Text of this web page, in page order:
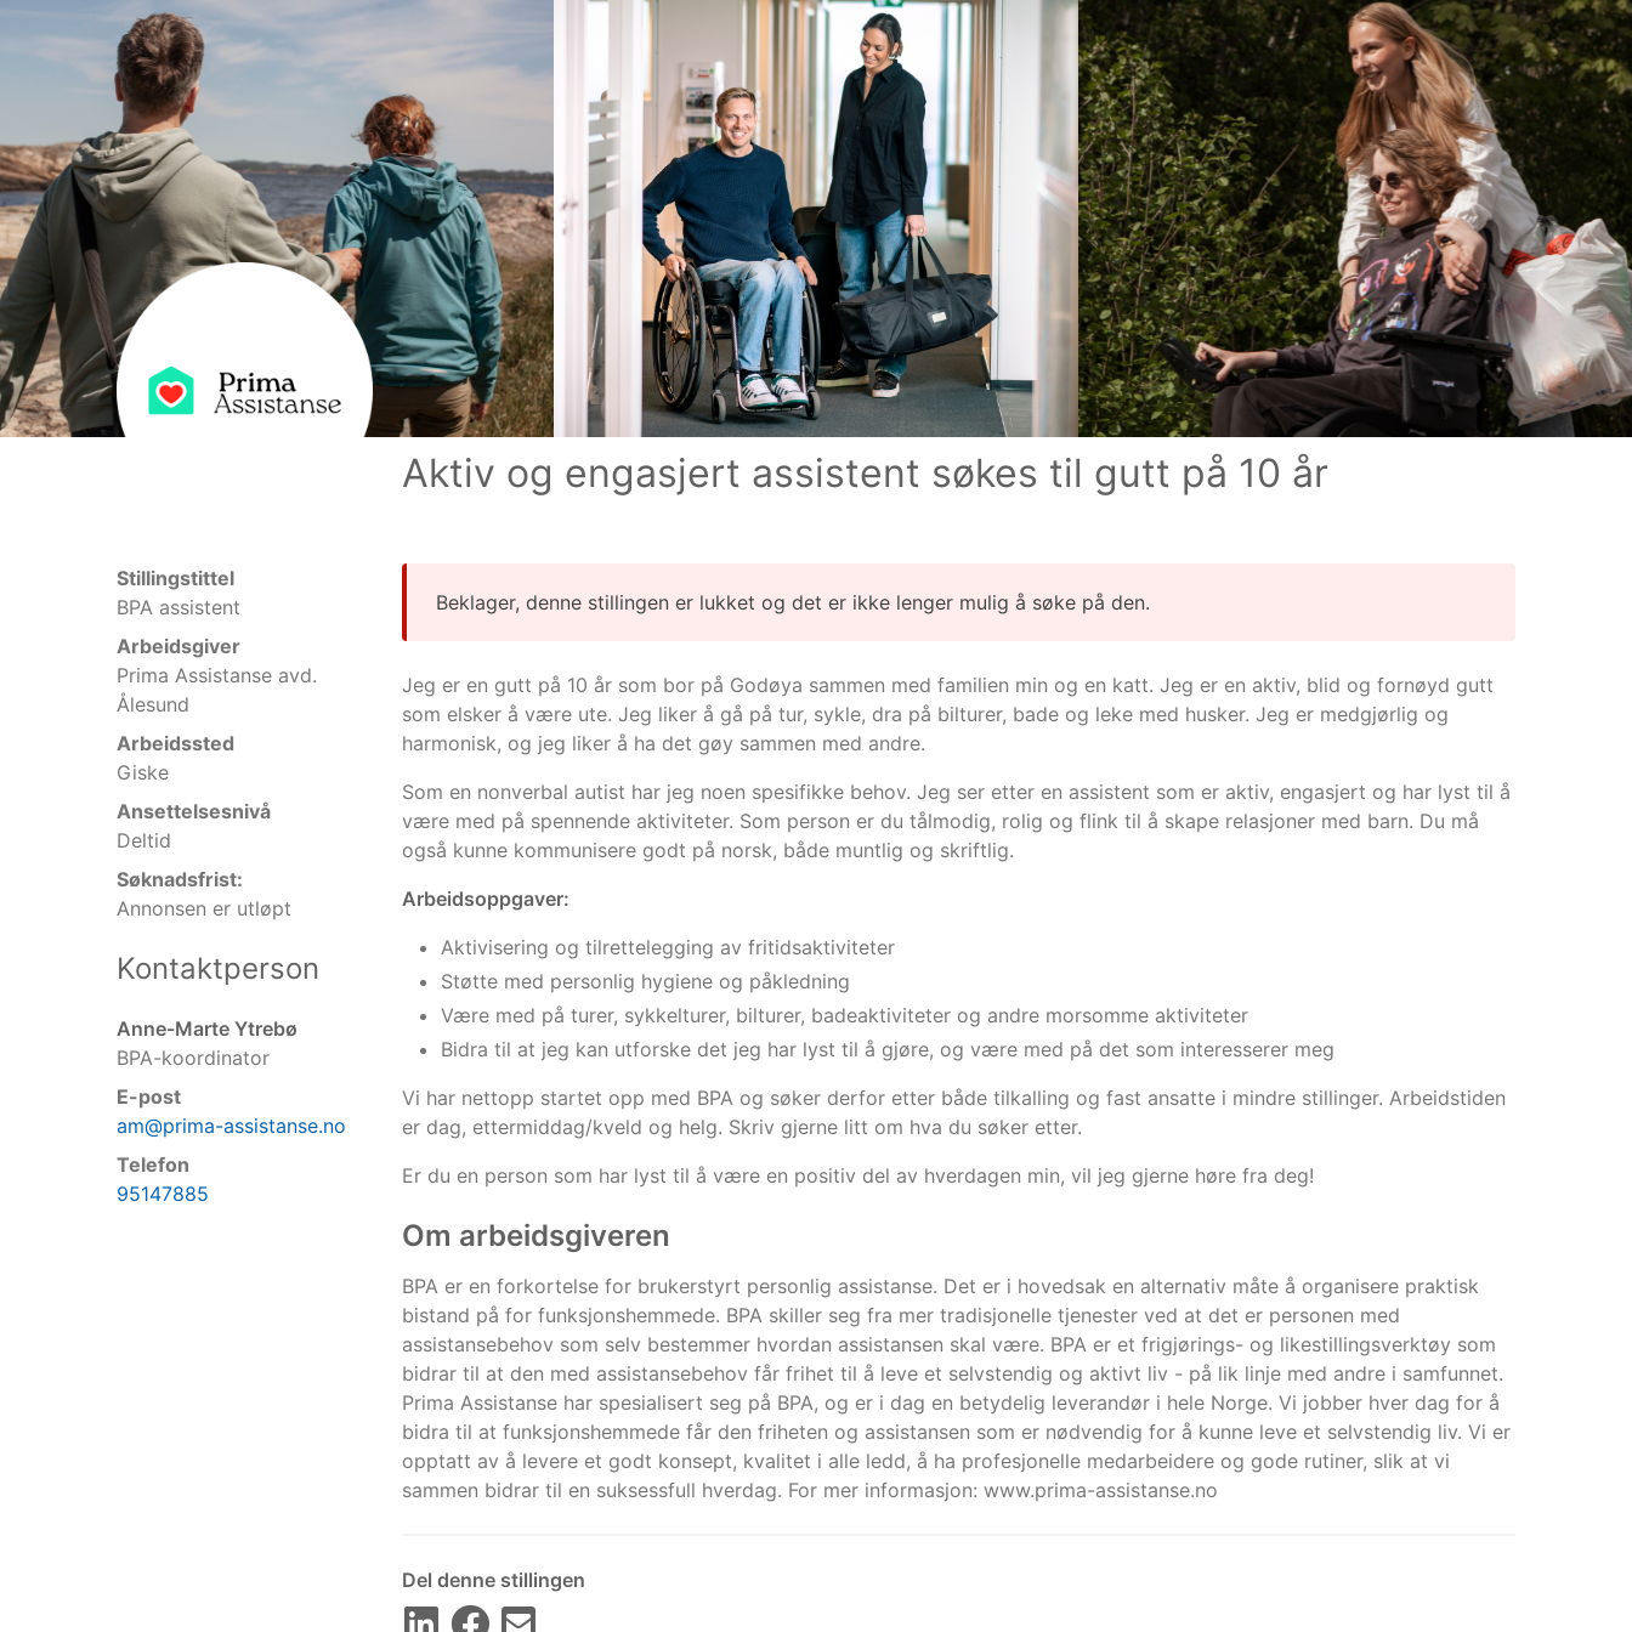
Aktiv og engasjert assistent søkes til gutt på 10 år
Stillingstittel
BPA assistent
Arbeidsgiver
Prima Assistanse avd.
Ålesund
Arbeidssted
Giske
Ansettelsesnivå
Deltid
Søknadsfrist:
Annonsen er utløpt
Kontaktperson
Anne-Marte Ytrebø
BPA-koordinator
E-post
am@prima-assistanse.no
Telefon
95147885
Beklager, denne stillingen er lukket og det er ikke lenger mulig å søke på den.
Jeg er en gutt på 10 år som bor på Godøya sammen med familien min og en katt. Jeg er en aktiv, blid og fornøyd gutt
som elsker å være ute. Jeg liker å gå på tur, sykle, dra på bilturer, bade og leke med husker. Jeg er medgjørlig og
harmonisk, og jeg liker å ha det gøy sammen med andre.
Som en nonverbal autist har jeg noen spesifikke behov. Jeg ser etter en assistent som er aktiv, engasjert og har lyst til å
være med på spennende aktiviteter. Som person er du tålmodig, rolig og flink til å skape relasjoner med barn. Du må
også kunne kommunisere godt på norsk, både muntlig og skriftlig.
Arbeidsoppgaver:
Aktivisering og tilrettelegging av fritidsaktiviteter
Støtte med personlig hygiene og påkledning
Være med på turer, sykkelturer, bilturer, badeaktiviteter og andre morsomme aktiviteter
Bidra til at jeg kan utforske det jeg har lyst til å gjøre, og være med på det som interesserer meg
Vi har nettopp startet opp med BPA og søker derfor etter både tilkalling og fast ansatte i mindre stillinger. Arbeidstiden
er dag, ettermiddag/kveld og helg. Skriv gjerne litt om hva du søker etter.
Er du en person som har lyst til å være en positiv del av hverdagen min, vil jeg gjerne høre fra deg!
Om arbeidsgiveren
BPA er en forkortelse for brukerstyrt personlig assistanse. Det er i hovedsak en alternativ måte å organisere praktisk
bistand på for funksjonshemmede. BPA skiller seg fra mer tradisjonelle tjenester ved at det er personen med
assistansebehov som selv bestemmer hvordan assistansen skal være. BPA er et frigjørings- og likestillingsverktøy som
bidrar til at den med assistansebehov får frihet til å leve et selvstendig og aktivt liv - på lik linje med andre i samfunnet.
Prima Assistanse har spesialisert seg på BPA, og er i dag en betydelig leverandør i hele Norge. Vi jobber hver dag for å
bidra til at funksjonshemmede får den friheten og assistansen som er nødvendig for å kunne leve et selvstendig liv. Vi er
opptatt av å levere et godt konsept, kvalitet i alle ledd, å ha profesjonelle medarbeidere og gode rutiner, slik at vi
sammen bidrar til en suksessfull hverdag. For mer informasjon: www.prima-assistanse.no
Del denne stillingen